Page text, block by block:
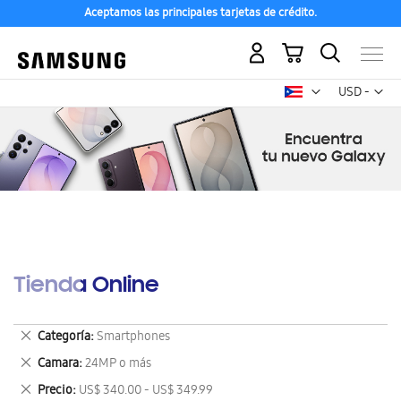
Aceptamos las principales tarjetas de crédito.
USD -
dólar
Mi carrito
Tienda Online
Categoría Smartphones
Eliminar
este
artículo
Camara 24MP o más
Eliminar
este
Precio US$ 340.00 - US$ 349.99
Eliminar